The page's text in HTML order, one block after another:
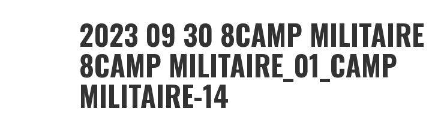
2023 09 30 8CAMP MILITAIRE
8CAMP MILITAIRE_01_CAMP
MILITAIRE-14